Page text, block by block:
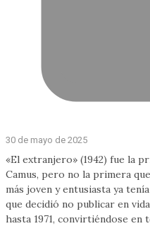
30 de mayo de 2025
«El extranjero» (1942) fue la
Camus, pero no la primera
más joven y entusiasta ya
que decidió no publicar en
hasta 1971, convirtiéndose